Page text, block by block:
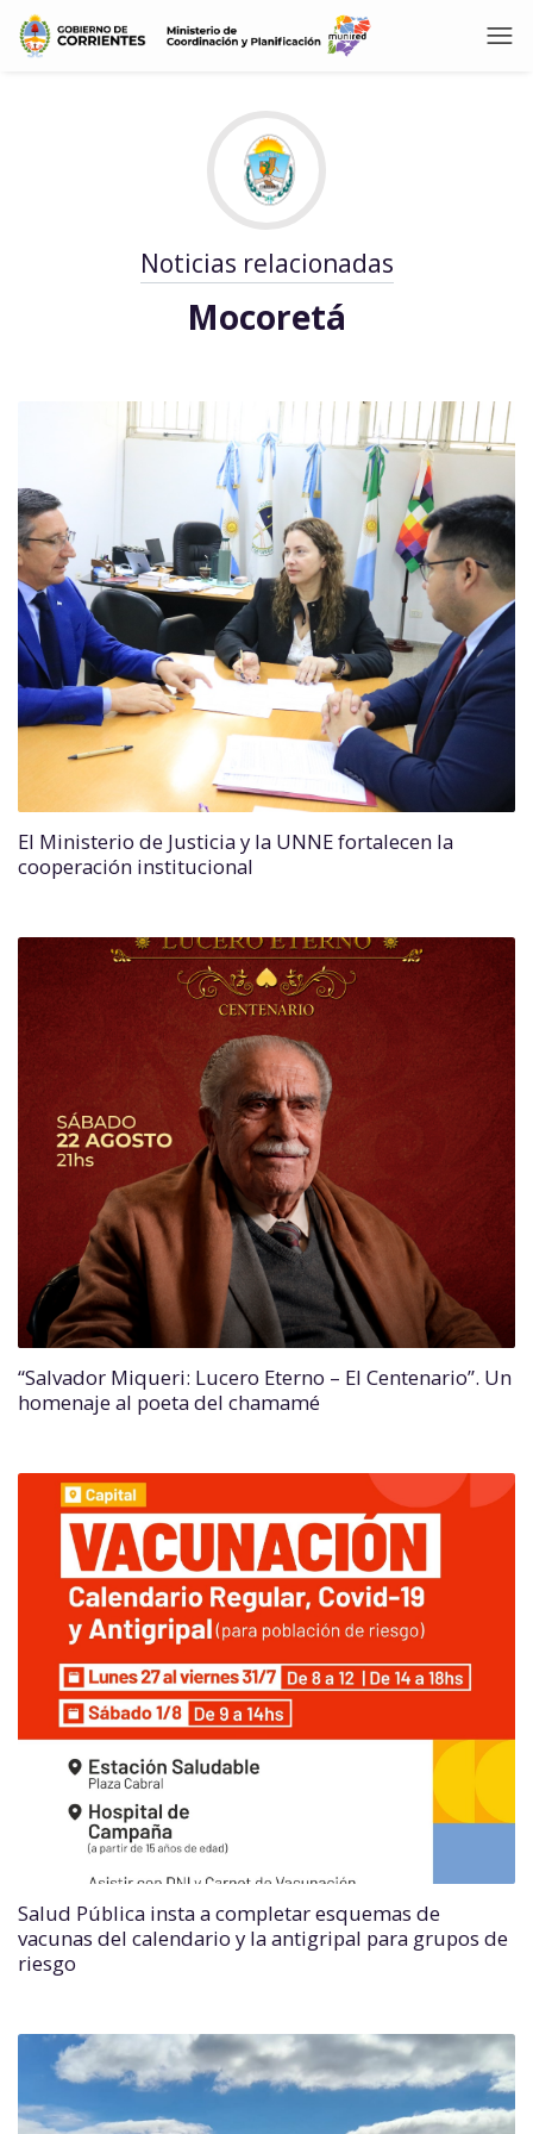
Noticias relacionadas
Mocoretá
El Ministerio de Justicia y la UNNE fortalecen la
cooperación institucional
“Salvador Miqueri: Lucero Eterno – El Centenario”. Un
homenaje al poeta del chamamé
Salud Pública insta a completar esquemas de
vacunas del calendario y la antigripal para grupos de
riesgo